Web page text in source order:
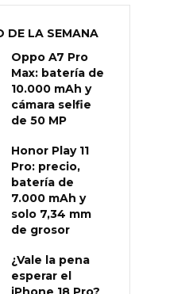
DE LA SEMANA
Oppo A7 Pro
Max: batería de
10.000 mAh y
cámara selfie
de 50 MP
Honor Play 11
Pro: precio,
batería de
7.000 mAh y
solo 7,34 mm
de grosor
¿Vale la pena
esperar el